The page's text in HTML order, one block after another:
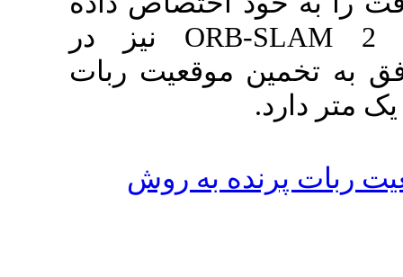
نیز در
موقعیت ربات
به روش